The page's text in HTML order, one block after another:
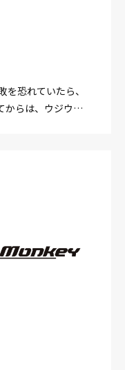
恐れていたら、
からは、ウジウジ